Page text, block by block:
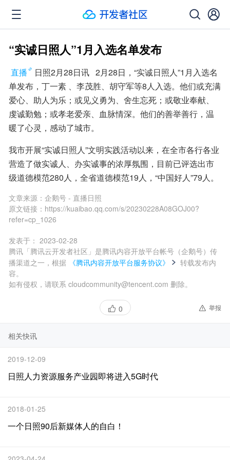
“实诚日照人”1月入选名单发布
直播
日照2月28日讯   2月28日，“实诚日照人”1月入选名
单发布，丁一素 、李茂胜、胡守军等8人入选。他们或充满
爱心、助人为乐；或见义勇为、舍生忘死；或敬业奉献、
虔诚勤勉；或孝老爱亲、血脉情深。他们的善举善行，温
暖了心灵，感动了城市。
我市开展“实诚日照人”文明实践活动以来，在全市各行各业
营造了做实诚人、办实诚事的浓厚氛围，目前已评选出市
级道德模范280人，全省道德模范19人，“中国好人”79人。
文章来源： 企鹅号 - 直播日照
原文链接： https://kuaibao.qq.com/s/20230228A08GOJ00?
refer=cp_1026
发表于： 2023-02-28
腾讯「腾讯云开发者社区」是腾讯内容开放平台帐号（企鹅号）传
播渠道之一，根据
《腾讯内容开放平台服务协议》
转载发布内
容。
如有侵权，请联系 cloudcommunity@tencent.com 删除。
0 举报
相关快讯
2019-12-09
日照人力资源服务产业园即将进入5G时代
2018-01-25
一个日照90后新媒体人的自白！